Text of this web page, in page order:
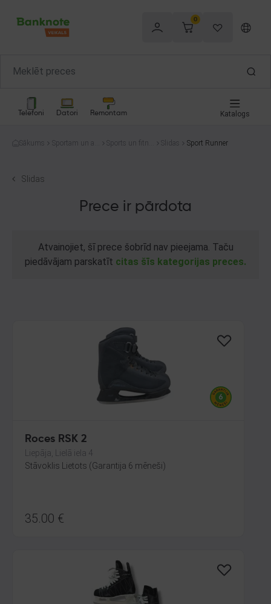
0
Telefoni Datori Remontam Katalogs
Sākums
Sportam un at
Sports un fitne
Slidas Sport Runner
Slidas
Prece ir pārdota
Atvainojiet, šī prece šobrīd nav pieejama. Taču
piedāvājam parskatīt citas šīs kategorijas preces.
Roces RSK 2
Liepāja, Lielā iela 4
Stāvoklis Lietots (Garantija 6 mēneši)
35.00 €